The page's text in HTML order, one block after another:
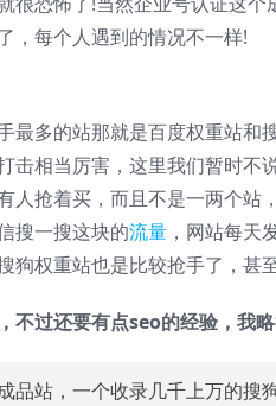
，每个人遇到的情况不一样!
最多的站那就是百度权重站
击相当厉害，这里我们暂时
人抢着买，而且不是一两个
搜一搜这块的流量 ，网站每天
狗权重站也是比较抢手了，甚
不过还要有点seo的经验，我
品站，一个收录几千上万的搜